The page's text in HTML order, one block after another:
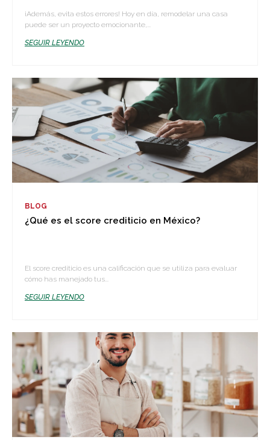
¡Además, evita estos errores! Hoy en día, remodelar una casa
puede ser un proyecto emocionante,...
SEGUIR LEYENDO
BLOG
¿Qué es el score crediticio en México?
El score crediticio es una calificación que se utiliza para evaluar
cómo has manejado tus...
SEGUIR LEYENDO